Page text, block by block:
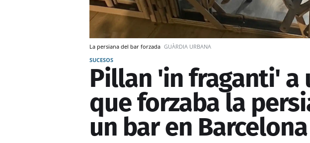
La persiana del bar forzada GUÀRDIA URBANA
SUCESOS
Pillan 'in fraganti' a
que forzaba la
un bar en Barcelona